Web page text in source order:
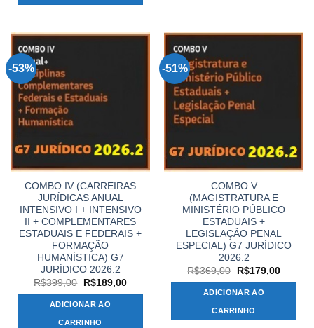
-53%
COMBO IV (CARREIRAS
JURÍDICAS ANUAL
INTENSIVO I + INTENSIVO
II + COMPLEMENTARES
ESTADUAIS E FEDERAIS +
FORMAÇÃO
HUMANÍSTICA) G7
JURÍDICO 2026.2
R$399,00
O
original
era:
R$399,00.
R$189,00O
R$189,00.
ADICIONAR AO
CARRINHO
-51%
COMBO V
(MAGISTRATURA E
MINISTÉRIO PÚBLICO
ESTADUAIS +
LEGISLAÇÃO PENAL
ESPECIAL) G7 JURÍDICO
2026.2
R$369,00
O
original
era:
R$369,00.
R$179,00O
ADICIONAR AO
CARRINHO